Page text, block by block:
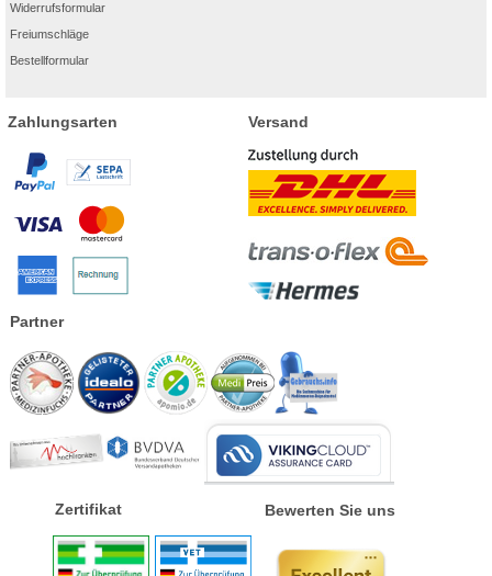
Widerrufsformular
Freiumschläge
Bestellformular
Zahlungsarten Versand
Partner
Zertifikat Bewerten Sie uns